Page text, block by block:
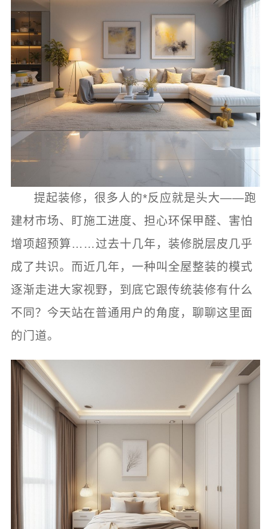
提起装修，很多人的*反应就是头大——跑
建材市场、盯施工进度、担心环保甲醛、害怕
增项超预算……过去十几年，装修脱层皮几乎
成了共识。而近几年，一种叫全屋整装的模式
逐渐走进大家视野，到底它跟传统装修有什么
不同？今天站在普通用户的角度，聊聊这里面
的门道。